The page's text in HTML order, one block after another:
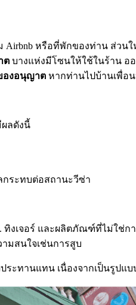
Airbnb หรือที่พักของท่าน ส่ว
ต บางแห่งมีโซนให้ใช้ในร้าน อ
องอนุญาต หากท่านไปบ้านเพื่อ
ลดังนี้
ระทบต่อสถานะวีซ่า
งเจอร์ และผลิตภัณฑ์ที่ไม่ใช่ก
มสนใจเช่นการสูบ
ระทานแทน เนื่องจากเป็นรูป